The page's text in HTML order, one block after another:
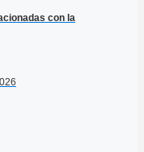
con la